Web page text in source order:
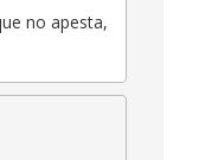
no apesta,